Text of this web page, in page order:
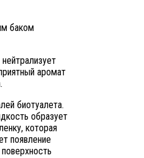
баком
аромат
биотуалета.
образует
которая
появление